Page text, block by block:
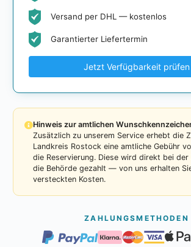
Versand per DHL — kostenlos
Garantierter Liefertermin
Jetzt Verfügbarkeit prüfen
Hinweis zur amtlichen
Zusätzlich zu unserem Service erhebt die
Landkreis Rostock eine amtliche Gebühr
die Reservierung. Diese wird direkt bei der
die Behörde gezahlt — von uns erhalten
versteckten Kosten.
ZAHLUNGSMETHODEN